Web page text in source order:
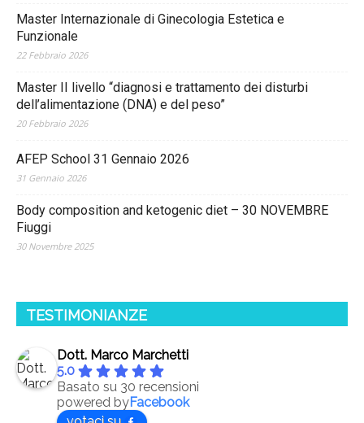
Master Internazionale di Ginecologia Estetica e
Funzionale
22 Febbraio 2026
Master II livello “diagnosi e trattamento dei disturbi
dell’alimentazione (DNA) e del peso”
20 Febbraio 2026
AFEP School 31 Gennaio 2026
31 Gennaio 2026
Body composition and ketogenic diet – 30 NOVEMBRE
Fiuggi
30 Novembre 2025
TESTIMONIANZE
Dott. Marco Marchetti
5.0
Basato su 30 recensioni
powered byFacebook